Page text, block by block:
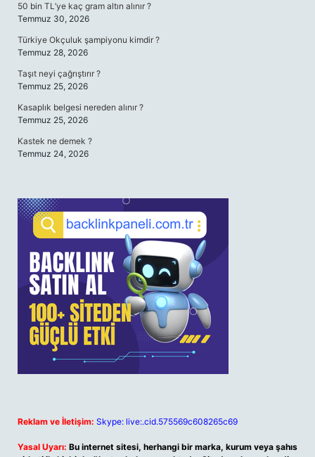
50 bin TL’ye kaç gram altın alınır ?
Temmuz 30, 2026
Türkiye Okçuluk şampiyonu kimdir ?
Temmuz 28, 2026
Taşıt neyi çağrıştırır ?
Temmuz 25, 2026
Kasaplık belgesi nereden alınır ?
Temmuz 25, 2026
Kastek ne demek ?
Temmuz 24, 2026
Reklam ve İletişim: Skype: live:.cid.575569c608265c69
Yasal Uyarı: Bu internet sitesi, herhangi bir marka, kurum veya şahıs